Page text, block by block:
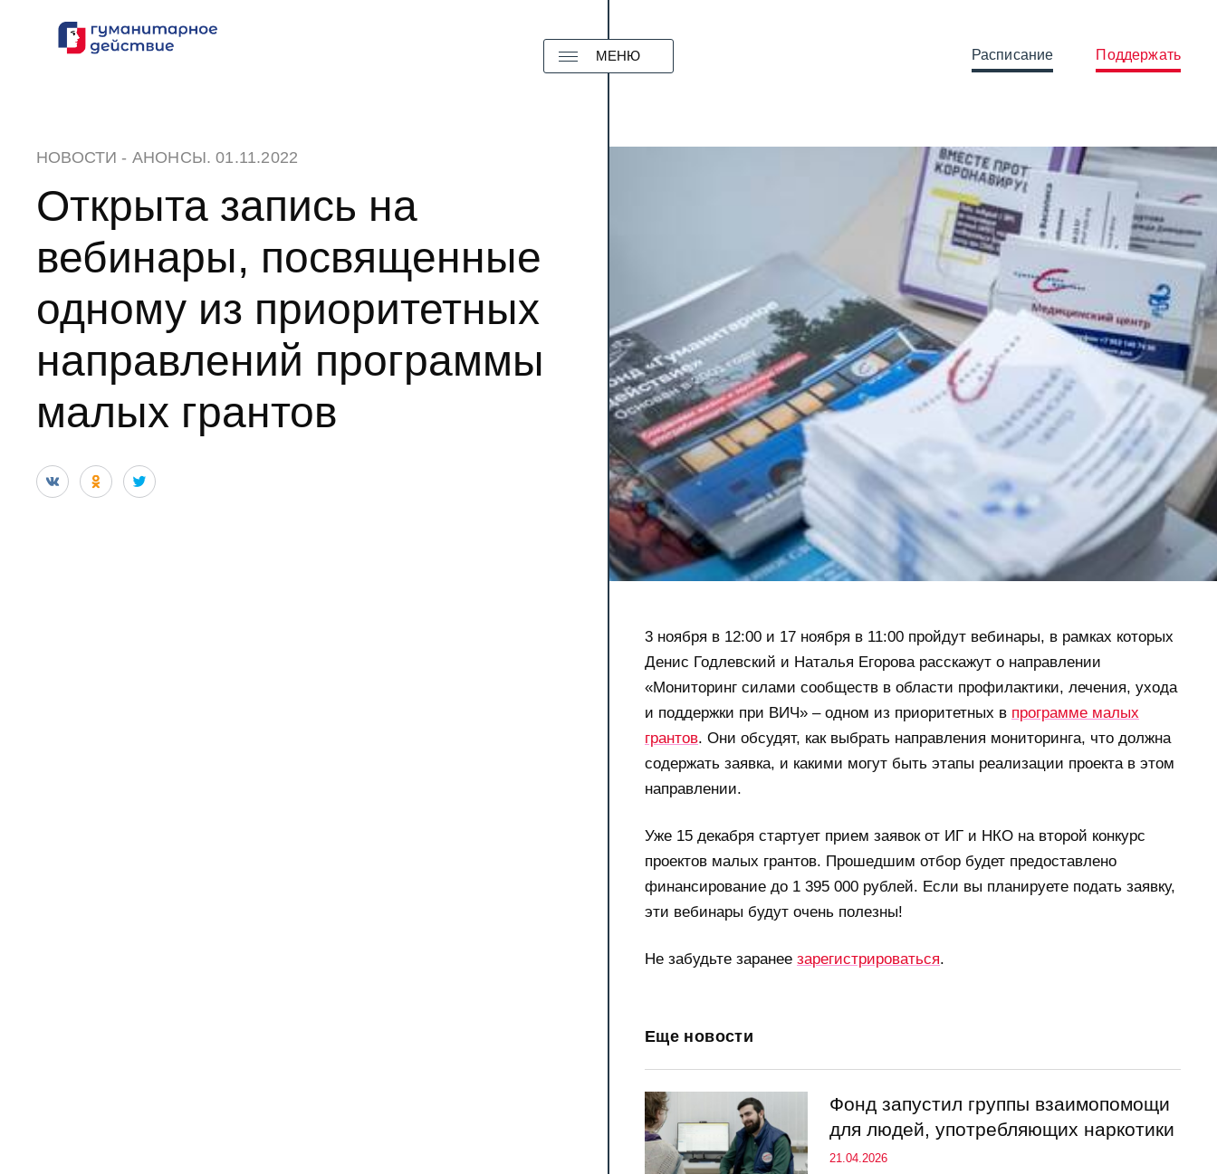
МЕНЮ Расписание Поддержать
НОВОСТИ - АНОНСЫ. 01.11.2022
Открыта запись на
вебинары, посвященные
одному из приоритетных
направлений программы
малых грантов
3 ноября в 12:00 и 17 ноября в 11:00 пройдут вебинары, в рамках которых
Денис Годлевский и Наталья Егорова расскажут о направлении
«Мониторинг силами сообществ в области профилактики, лечения, ухода
и поддержки при ВИЧ» – одном из приоритетных в программе малых
грантов. Они обсудят, как выбрать направления мониторинга, что должна
содержать заявка, и какими могут быть этапы реализации проекта в этом
направлении.
Уже 15 декабря стартует прием заявок от ИГ и НКО на второй конкурс
проектов малых грантов. Прошедшим отбор будет предоставлено
финансирование до 1 395 000 рублей. Если вы планируете подать заявку,
эти вебинары будут очень полезны!
Не забудьте заранее зарегистрироваться.
Еще новости
Фонд запустил группы взаимопомощи
для людей, употребляющих наркотики
21.04.2026